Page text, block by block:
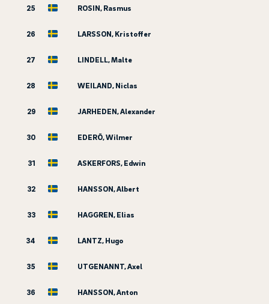
25 ROSIN, Rasmus
26 LARSSON, Kristoffer
27 LINDELL, Malte
28 WEILAND, Niclas
29 JARHEDEN, Alexander
30 EDERÖ, Wilmer
31 ASKERFORS, Edwin
32 HANSSON, Albert
33 HAGGREN, Elias
34 LANTZ, Hugo
35 UTGENANNT, Axel
36 HANSSON, Anton